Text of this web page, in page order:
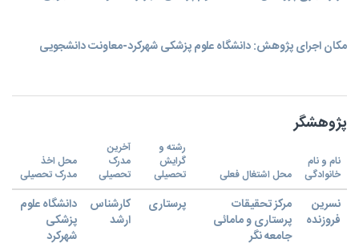
مکان اجرای پژوهش: دانشگاه علوم پزشکی شهرکرد-معاونت دانشجویی
پژوهشگر
نام و نام
خانوادگی
محل اشتغال فعلی
رشته و
گرایش
تحصیلی
آخرین
مدرک
تحصیلی
محل اخذ
مدرک تحصیلی
نسرین
فروزنده
مرکز تحقیقات
پرستاری و مامائی
جامعه نگر
پرستاری
کارشناس
ارشد
دانشگاه علوم
پزشکی
شهرکرد